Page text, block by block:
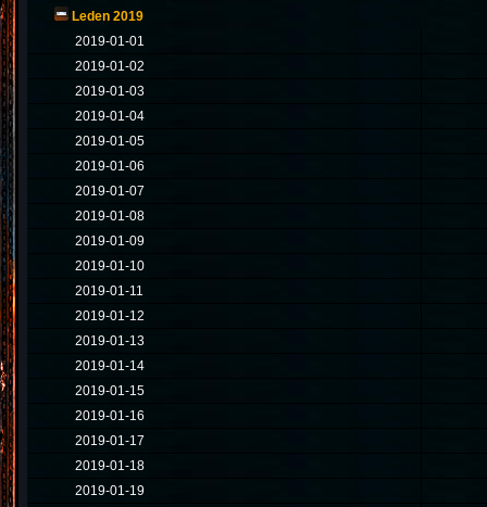
Leden 2019
2019-01-01
2019-01-02
2019-01-03
2019-01-04
2019-01-05
2019-01-06
2019-01-07
2019-01-08
2019-01-09
2019-01-10
2019-01-11
2019-01-12
2019-01-13
2019-01-14
2019-01-15
2019-01-16
2019-01-17
2019-01-18
2019-01-19